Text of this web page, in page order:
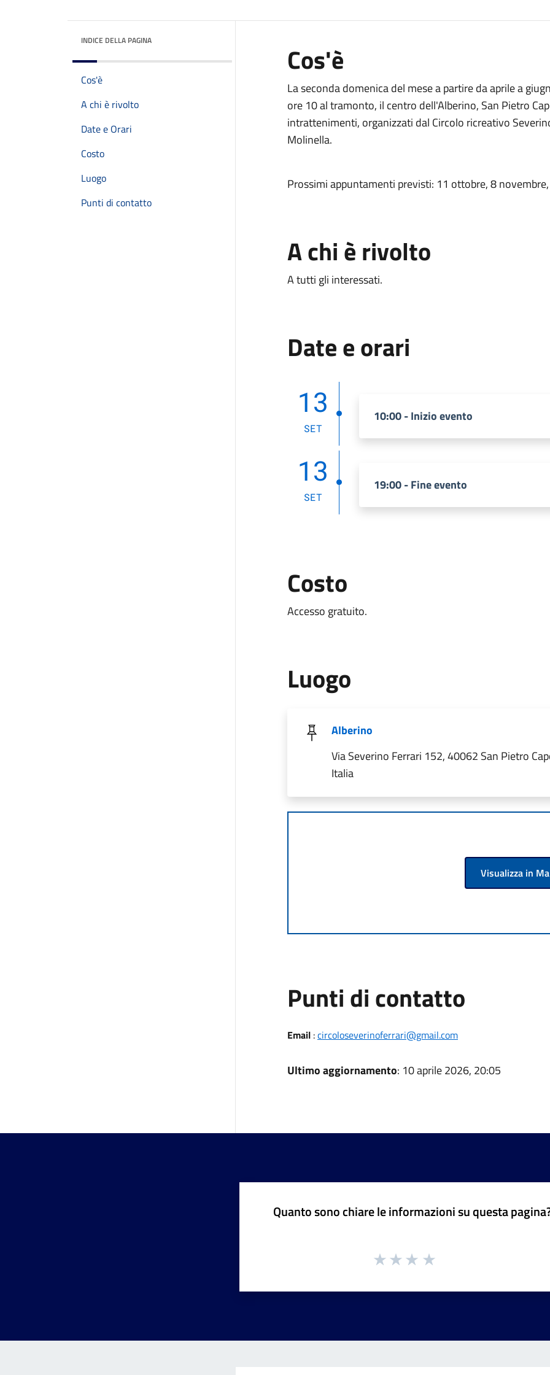
INDICE DELLA PAGINA
Cos'è
A chi è rivolto
Date e Orari
Costo
Luogo
Punti di contatto
Cos'è
La seconda domenica del mese a partire da aprile a
ore 10 al tramonto, il centro dell'Alberino, San Pietro
intrattenimenti, organizzati dal Circolo ricreativo
Molinella.
Prossimi appuntamenti previsti: 11 ottobre, 8
A chi è rivolto
A tutti gli interessati.
Date e orari
13
SET
10:00 - Inizio evento
13
SET
19:00 - Fine evento
Costo
Accesso gratuito.
Luogo
Alberino
Via Severino Ferrari 152, 40062 San Pietro
Italia
Visualizza in
Punti di contatto
Email:circoloseverinoferrari@gmail.com
Ultimo aggiornamento: 10 aprile 2026, 20:05
Quanto sono chiare le informazioni su questa